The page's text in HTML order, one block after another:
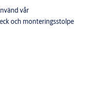
vår
och monteringsstolpe